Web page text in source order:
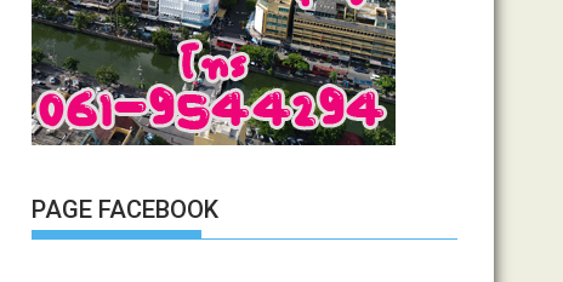
PAGE FACEBOOK